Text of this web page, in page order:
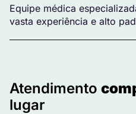
Equipe médica
vasta experiência e alto
Atendimento
lugar